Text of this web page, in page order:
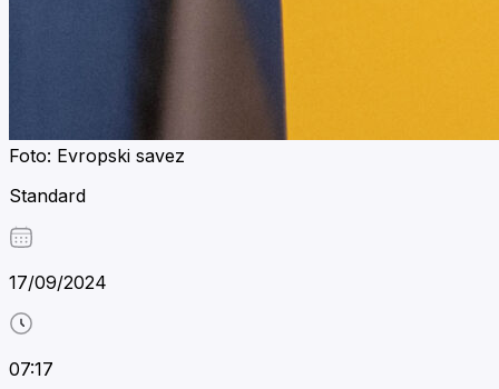
Foto: Evropski savez
Standard
17/09/2024
07:17